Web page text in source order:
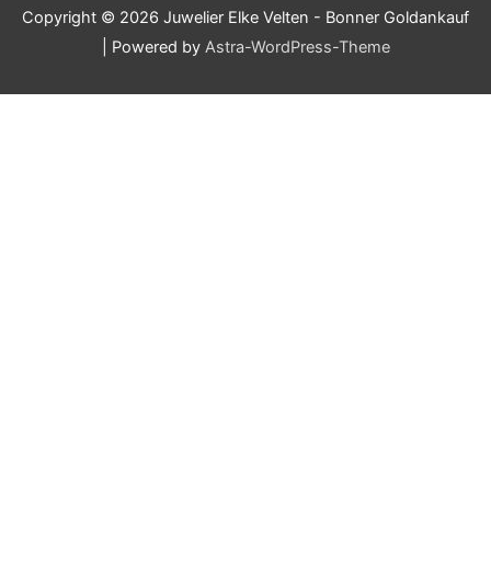
Copyright © 2026 Juwelier Elke Velten - Bonner Goldankauf
| Powered by Astra-WordPress-Theme